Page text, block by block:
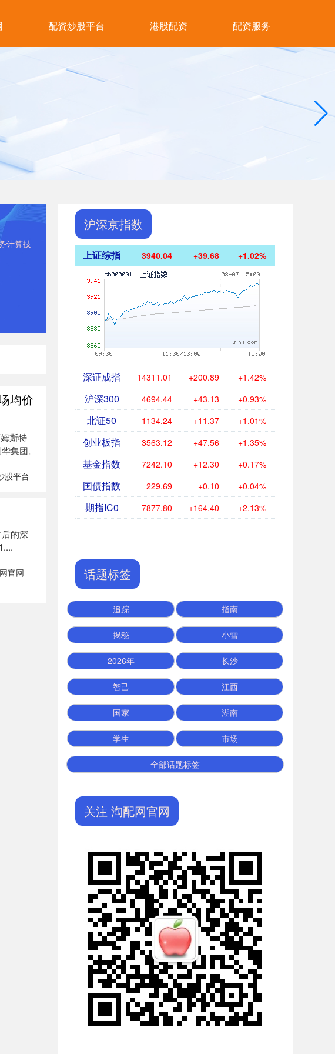
配资炒股平台 港股配资 配资服务
计算技
均价
斯特
集团。
股平台
的深
官网
沪深京指数
上证综指 3940.04 +39.68 +1.02%
深证成指 14311.01 +200.89 +1.42%
沪深300 4694.44 +43.13 +0.93%
北证50 1134.24 +11.37 +1.01%
创业板指 3563.12 +47.56 +1.35%
基金指数 7242.10 +12.30 +0.17%
国债指数 229.69 +0.10 +0.04%
期指IC0 7877.80 +164.40 +2.13%
话题标签
追踪 指南
揭秘 小雪
2026年 长沙
智己 江西
国家 湖南
学生 市场
全部话题标签
关注 淘配网官网